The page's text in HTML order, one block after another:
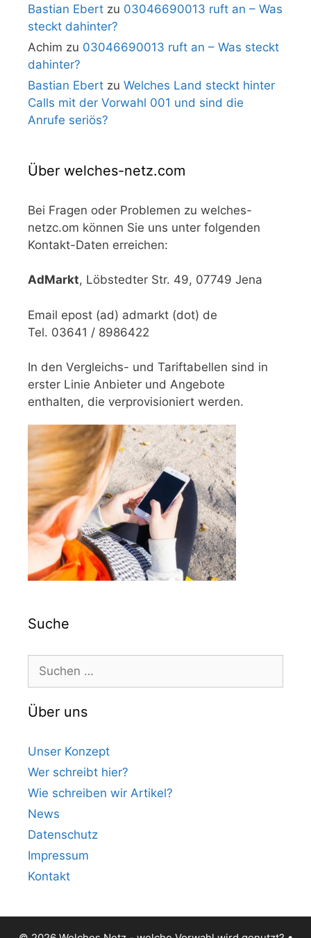
Bastian Ebert zu 03046690013 ruft an – Was
steckt dahinter?
Achim zu 03046690013 ruft an – Was steckt
dahinter?
Bastian Ebert zu Welches Land steckt hinter
Calls mit der Vorwahl 001 und sind die
Anrufe seriös?
Über welches-netz.com
Bei Fragen oder Problemen zu welches-
netzc.om können Sie uns unter folgenden
Kontakt-Daten erreichen:
AdMarkt, Löbstedter Str. 49, 07749 Jena
Email epost (ad) admarkt (dot) de
Tel. 03641 / 8986422
In den Vergleichs- und Tariftabellen sind in
erster Linie Anbieter und Angebote
enthalten, die verprovisioniert werden.
Suche
Suchen
nach:
Über uns
Unser Konzept
Wer schreibt hier?
Wie schreiben wir Artikel?
News
Datenschutz
Impressum
Kontakt